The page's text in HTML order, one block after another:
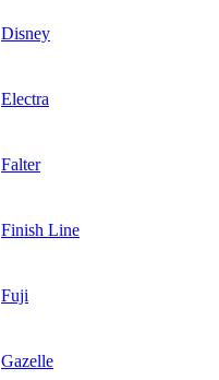
Disney
Electra
Falter
Finish Line
Fuji
Gazelle